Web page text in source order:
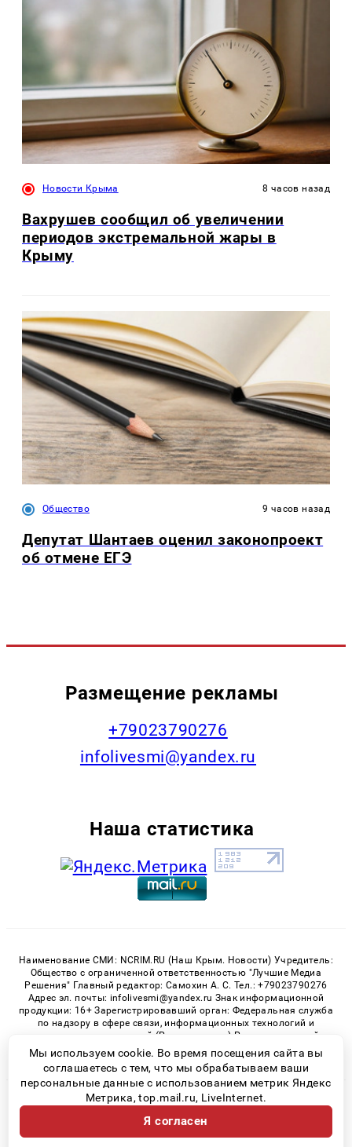
Новости Крыма 8 часов назад
Вахрушев сообщил об увеличении
периодов экстремальной жары в
Крыму
Общество 9 часов назад
Депутат Шантаев оценил законопроект
об отмене ЕГЭ
Размещение рекламы
+79023790276
infolivesmi@yandex.ru
Наша статистика
Наименование СМИ: NCRIM.RU (Наш Крым. Новости) Учредитель:
Общество с ограниченной ответственностью "Лучшие Медиа
Решения" Главный редактор: Самохин А. С. Тел.: +79023790276
Адрес эл. почты: infolivesmi@yandex.ru Знак информационной
продукции: 16+ Зарегистрировавший орган: Федеральная служба
по надзору в сфере связи, информационных технологий и
массовых коммуникаций (Роскомнадзор) Регистрационный
номер СМИ ЭЛ № ФС 77 - 81150 от 02.06.2021
© 2026 «nCrim.ru» | Все права защищены
Возрастная категория сайта 16+
Политика конфиденциальности
Мы используем cookie. Во время посещения сайта вы
соглашаетесь с тем, что мы обрабатываем ваши
персональные данные с использованием метрик Яндекс
Метрика, top.mail.ru, LiveInternet.
Я согласен